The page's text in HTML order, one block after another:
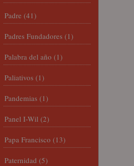
Padre (41)
Padres Fundadores (1)
Palabra del año (1)
Paliativos (1)
Pandemias (1)
Panel I-Wil (2)
Papa Francisco (13)
Paternidad (5)